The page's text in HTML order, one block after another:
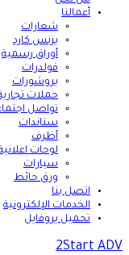
أعمالنا
شعارات
بزنس كارد
أوراق رسمية
فولدرات
بروشورات
حملات
تواصل
ستاندات
أظرف
لوحات
سيارات
ورق حائط
اتصل بنا
الخدمات الإلكترونية
تحميل بروفايل
2Start ADV